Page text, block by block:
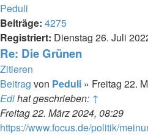
Peduli
Beiträge: 4275
Registriert: Dienstag 26. Juli
Re: Die Grünen
Zitieren
Beitrag von Peduli » Freitag 22.
Edihat geschrieben: ↑
Freitag 22. März 2024, 08:29
https://www.focus.de/politik/